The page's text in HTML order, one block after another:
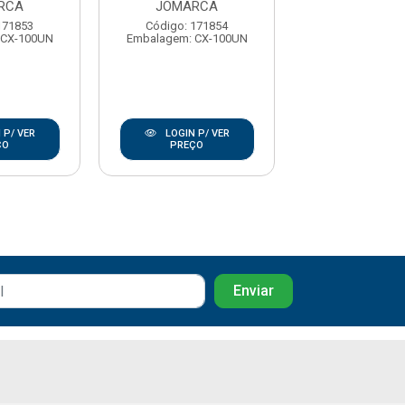
100UN
P/ VER
JOMARCA
Código: 171854
Embalagem: CX-100UN
LOGIN P/ VER
PREÇO